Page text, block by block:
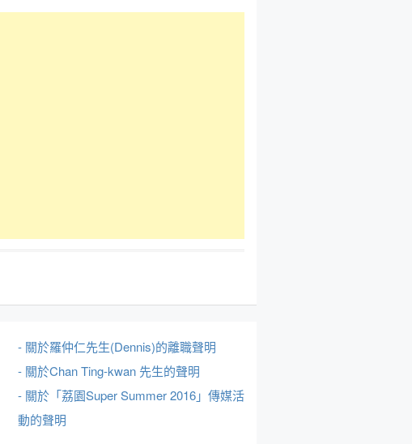
- 關於羅仲仁先生(Dennis)的離職聲明
- 關於Chan Ting-kwan 先生的聲明
- 關於「荔園Super Summer 2016」傳媒活
動的聲明